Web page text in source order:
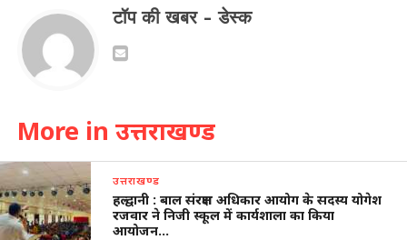
टॉप की खबर - डेस्क
More in उत्तराखण्ड
उत्तराखण्ड
हल्द्वानी : बाल संरक्षण अधिकार आयोग के सदस्य योगेश
रजवार ने निजी स्कूल में कार्यशाला का किया
आयोजन…